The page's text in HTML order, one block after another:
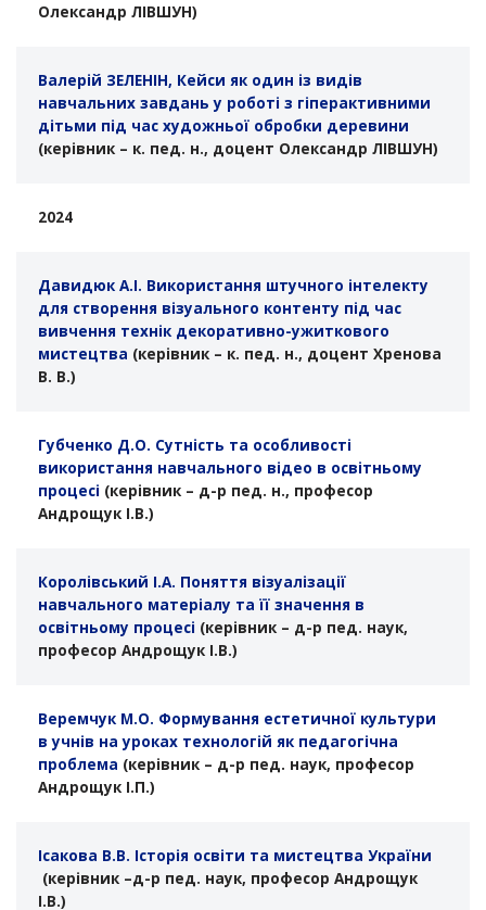
Олександр ЛІВШУН)
Валерій ЗЕЛЕНІН, Кейси як один із видів
навчальних завдань у роботі з гіперактивними
дітьми під час художньої обробки деревини
(керівник – к. пед. н., доцент Олександр ЛІВШУН)
2024
Давидюк А.І. Використання штучного інтелекту
для створення візуального контенту під час
вивчення технік декоративно-ужиткового
мистецтва (керівник – к. пед. н., доцент Хренова
В. В.)
Губченко Д.О. Сутність та особливості
використання навчального відео в освітньому
процесі (керівник – д-р пед. н., професор
Андрощук І.В.)
Королівський І.А. Поняття візуалізації
навчального матеріалу та її значення в
освітньому процесі (керівник – д-р пед. наук,
професор Андрощук І.В.)
Веремчук М.О. Формування естетичної культури
в учнів на уроках технологій як педагогічна
проблема (керівник – д-р пед. наук, професор
Андрощук І.П.)
Ісакова В.В. Історія освіти та мистецтва України
(керівник –д-р пед. наук, професор Андрощук
І.В.)